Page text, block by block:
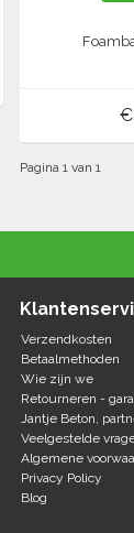
Pagina 1 van 1
Verzendkosten
Betaalmethoden
Wie zijn we
Retourneren -
Jantje Beton,
Veelgestelde
Algemene
Privacy Policy
Blog